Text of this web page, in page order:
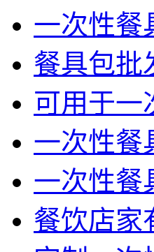
一次性餐
餐具包批
可用于一
一次性餐
一次性餐
餐饮店家